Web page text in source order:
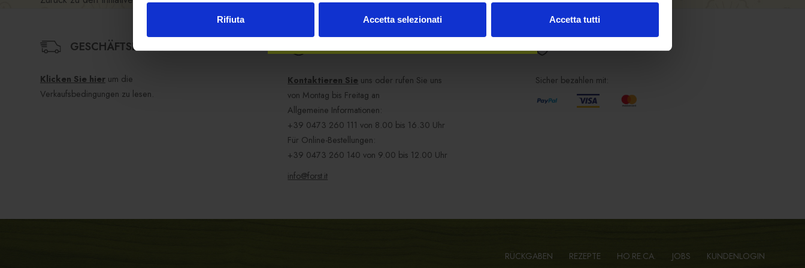
Rifiuta Accetta selezionati Accetta tutti
GESCHÄFTSBEDINGUNGEN
Klicken Sie hier um die
Verkaufsbedingungen zu lesen.
SIE BRAUCHEN HILFE?
Kontaktieren Sie uns oder rufen Sie uns
von Montag bis Freitag an
Allgemeine Informationen:
+39 0473 260 111 von 8.00 bis 16.30 Uhr
Für Online-Bestellungen:
+39 0473 260 140 von 9.00 bis 12.00 Uhr
info@forst.it
SICHERES EINKAUFEN
Sicher bezahlen mit:
RÜCKGABEN REZEPTE HO.RE.CA. JOBS KUNDENLOGIN